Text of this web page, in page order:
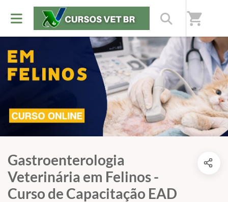
shopping_cart
Gastroenterologia
Veterinária em Felinos -
Curso de Capacitação EAD